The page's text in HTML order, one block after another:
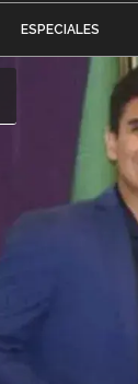
ESPECIALES